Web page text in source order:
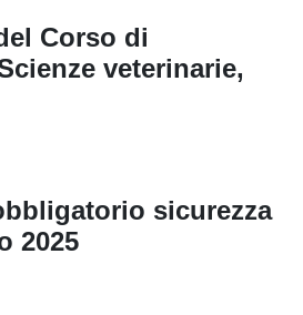
Corso di
veterinarie,
sicurezza
2025